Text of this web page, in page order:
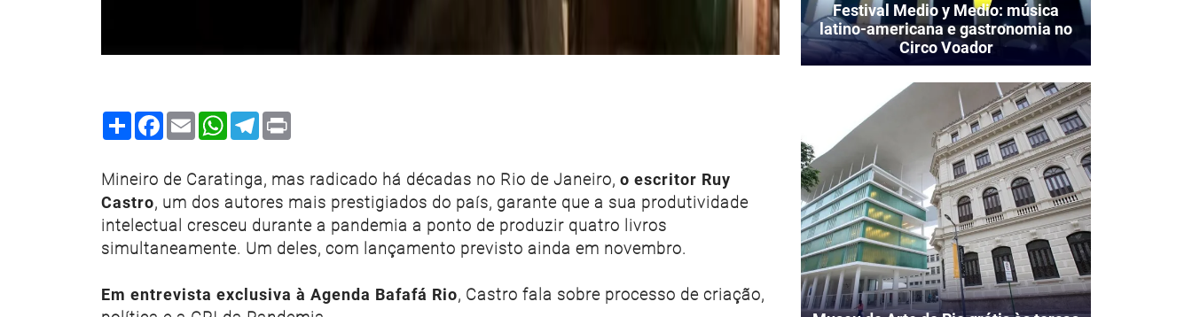
Share Facebook
Email WhatsApp
Telegram
Mineiro de Caratinga, mas radicado há décadas no Rio de Janeiro, o escritor Ruy
Castro, um dos autores mais prestigiados do país, garante que a sua produtividade
intelectual cresceu durante a pandemia a ponto de produzir quatro livros
simultaneamente. Um deles, com lançamento previsto ainda em novembro.
Em entrevista exclusiva à Agenda Bafafá Rio, Castro fala sobre processo de criação,
Festival Medio y Medio: música
latino-americana e gastronomia no
Circo Voador